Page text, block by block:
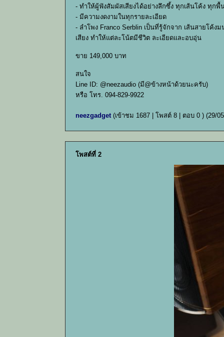
- ทำให้ผู้ฟังสัมผัสเสียงได้อย่างลึกซึ้ง ทุกเส้นโค้ง ทุก
- มีความงดงามในทุกรายละเอียด
- ลำโพง Franco Serblin เป็นที่รู้จักจาก เส้นสายโค้
เสียง ทำให้แต่ละโน้ตมีชีวิต ละเอียดและอบอุ่น
ขาย 149,000 บาท
สนใจ
Line ID: @neezaudio (มี@ข้างหน้าด้วยนะครับ)
หรือ โทร. 094-829-9922
neezgadget(เข้าชม 1687 | โพสต์ 8 | ตอบ 0 ) (29/
โพสต์ที่ 2